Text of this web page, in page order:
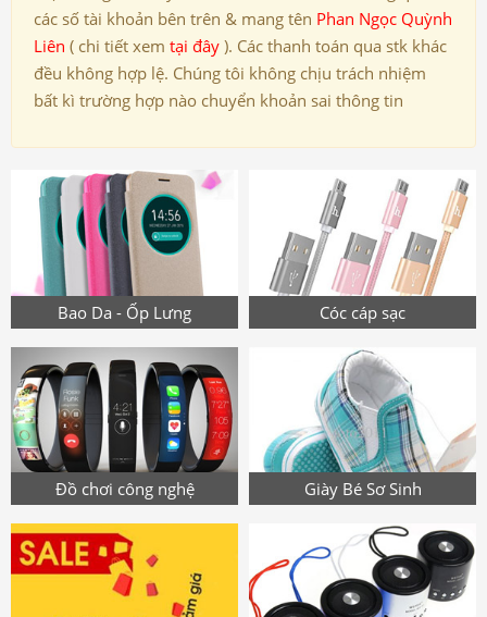
các số tài khoản bên trên & mang tên Phan Ngọc Quỳnh
Liên ( chi tiết xem tại đây ). Các thanh toán qua stk khác
đều không hợp lệ. Chúng tôi không chịu trách nhiệm
bất kì trường hợp nào chuyển khoản sai thông tin
Bao Da - Ốp Lưng Cóc cáp sạc
Đồ chơi công nghệ Giày Bé Sơ Sinh